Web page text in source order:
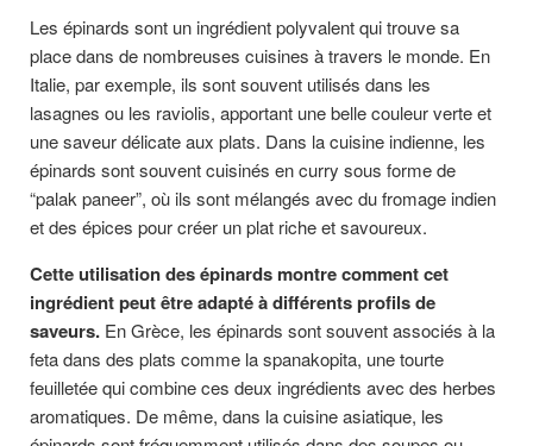
Les épinards sont un ingrédient polyvalent qui trouve sa
place dans de nombreuses cuisines à travers le monde. En
Italie, par exemple, ils sont souvent utilisés dans les
lasagnes ou les raviolis, apportant une belle couleur verte et
une saveur délicate aux plats. Dans la cuisine indienne, les
épinards sont souvent cuisinés en curry sous forme de
“palak paneer”, où ils sont mélangés avec du fromage indien
et des épices pour créer un plat riche et savoureux.
Cette utilisation des épinards montre comment cet
ingrédient peut être adapté à différents profils de
saveurs. En Grèce, les épinards sont souvent associés à la
feta dans des plats comme la spanakopita, une tourte
feuilletée qui combine ces deux ingrédients avec des herbes
aromatiques. De même, dans la cuisine asiatique, les